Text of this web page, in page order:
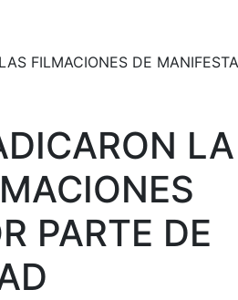
FILMACIONES DE
LA
PARTE DE